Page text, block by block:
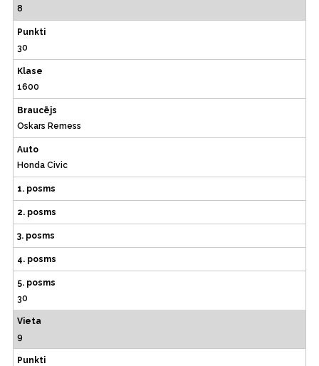
8
Punkti
30
Klase
1600
Braucējs
Oskars Remess
Auto
Honda Civic
1. posms
2. posms
3. posms
4. posms
5. posms
30
Vieta
9
Punkti